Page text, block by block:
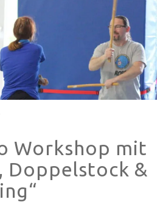
Workshop mit
Doppelstock &